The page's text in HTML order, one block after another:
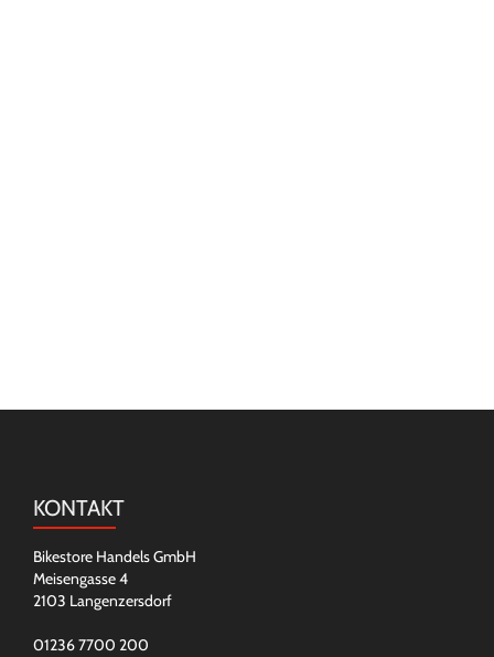
KONTAKT
Bikestore Handels GmbH
Meisengasse 4
2103 Langenzersdorf
01236 7700 200